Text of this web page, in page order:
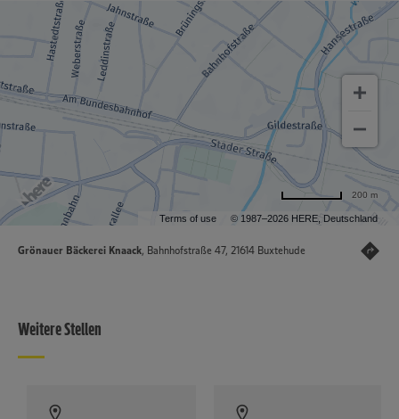
Terms of use © 1987–2026 HERE, Deutschland
200 m
Grönauer Bäckerei Knaack, Bahnhofstraße 47, 21614 Buxtehude
Weitere Stellen